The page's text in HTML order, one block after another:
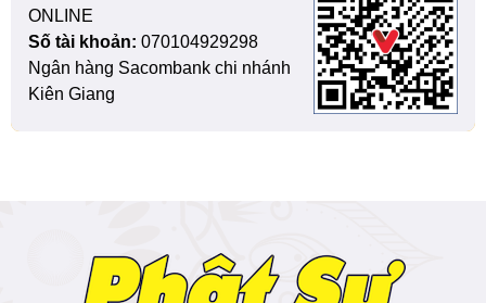
ONLINE
Số tài khoản: 070104929298
Ngân hàng Sacombank chi nhánh
Kiên Giang